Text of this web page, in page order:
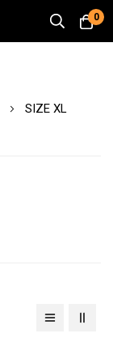
0
SIZE XL